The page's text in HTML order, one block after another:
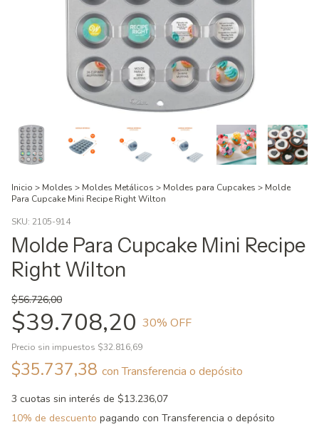
Inicio > Moldes > Moldes Metálicos > Moldes para Cupcakes > Molde
Para Cupcake Mini Recipe Right Wilton
SKU: 2105-914
Molde Para Cupcake Mini Recipe
Right Wilton
$56.726,00
$39.708,20 30% OFF
Precio sin impuestos $32.816,69
$35.737,38 con Transferencia o depósito
3 cuotas sin interés de $13.236,07
10% de descuento pagando con Transferencia o depósito